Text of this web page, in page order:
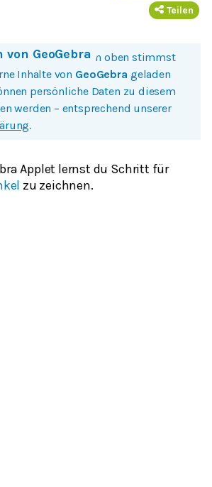
Teilen
von GeoGebra
Bild oder Button oben stimmst
Inhalte von GeoGebra geladen
persönliche Daten zu diesem
werden – entsprechend unserer
.
Applet lernst du Schritt für
zu zeichnen.